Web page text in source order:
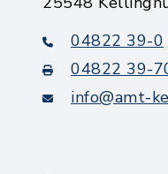
04822 39-0
04822 39-
info@amt-